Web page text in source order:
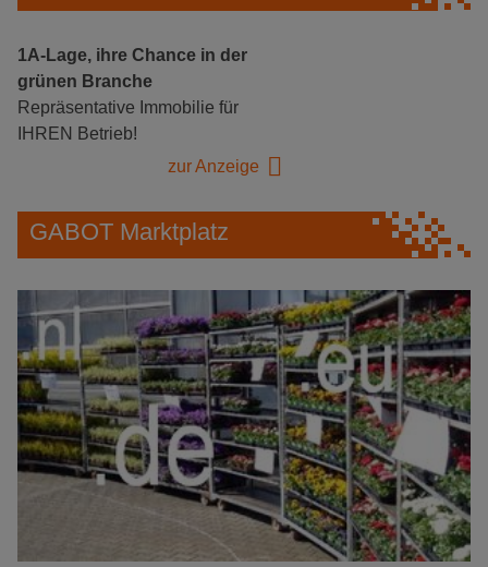
1A-Lage, ihre Chance in der
grünen Branche
Repräsentative Immobilie für
IHREN Betrieb!
zur Anzeige
GABOT Marktplatz